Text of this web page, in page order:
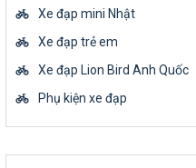
Xe đạp mini Nhật
Xe đạp trẻ em
Xe đạp Lion Bird Anh Quốc
Phụ kiện xe đạp